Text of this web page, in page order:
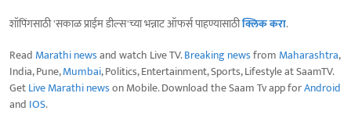
शॉपिंगसाठी 'सकाळ प्राईम डील्स'च्या भन्नाट ऑफर्स पाहण्यासाठीक्लिक करा.
Read Marathi newsand watch Live TV.Breaking newsfrom Maharashtra,
India, Pune,Mumbai, Politics, Entertainment, Sports, Lifestyle at SaamTV.
GetLive Marathi newson Mobile. Download the Saam Tv app forAndroid
and IOS.